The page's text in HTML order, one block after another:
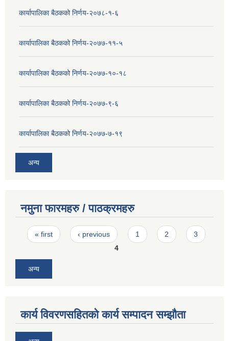
कार्यापालिका बैठकको निर्णय-२०७८-१-६
कार्यापालिका बैठकको निर्णय-२०७७-११-५
कार्यापालिका बैठकको निर्णय-२०७७-१०-१८
कार्यापालिका बैठकको निर्णय-२०७७-९-६
कार्यापालिका बैठकको निर्णय-२०७७-७-१९
अन्य
नमुना फारमहरु / पाठक्रमहरु
Pages
« first ‹ previous 1 2
3
4
अन्य
कार्य विवरणसहितको कार्य सम्पादन सम्झौता